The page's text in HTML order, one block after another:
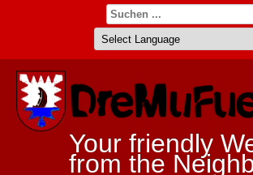
Your friendly
from the